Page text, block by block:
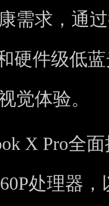
需求，通
硬件级低
觉体验。
X Pro全
处理器